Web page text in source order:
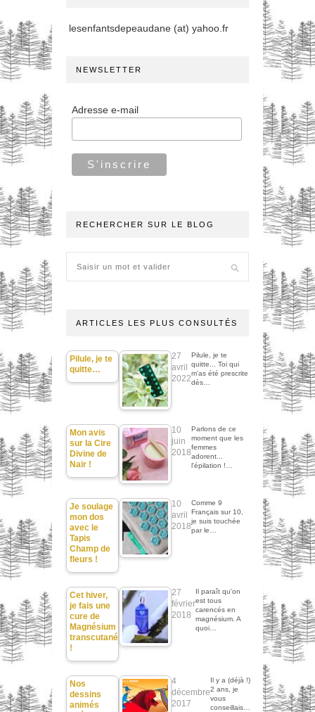
lesenfantsdepeaudane (at) yahoo.fr
NEWSLETTER
Adresse e-mail
RECHERCHER SUR LE BLOG
ARTICLES LES PLUS CONSULTÉS
Pilule, je te
quitte…
27
avril
2022
Pilule, je te
quitte... Toi qui
m'as été prescrite
dès…
Mon avis
sur la Cire
Divine de
Nair !
10
juin
2018
Parlons de ce
moment que les
femmes
adorent...
l'épilation !…
Je soulage
mon dos
avec le
Tapis
Champ de
fleurs !
10
avril
2018
Comme 9
Français sur 10,
je suis touchée
par le…
Cet hiver,
je fais une
cure de
Magnésium
transcutané
!
27
février
2018
Il paraît qu'on
est tous
carencés en
magnésium. A
quoi…
Nos
dessins
animés
4
décembre
2017
Il y a (déjà !)
2 ans, je
vous
conseillais…